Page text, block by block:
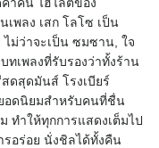
เพลง เสก โลโซ เป็น
ม่ว่าจะเป็น ซมซาน, ใจ
ทเพลงที่รับรองว่าทั้งร้าน
ดสุดมันส์ โรงเบียร์
อดนิยมสำหรับคนที่ชื่น
ทำให้ทุกการแสดงเต็มไป
อร่อย นั่งชิลได้ทั้งคืน